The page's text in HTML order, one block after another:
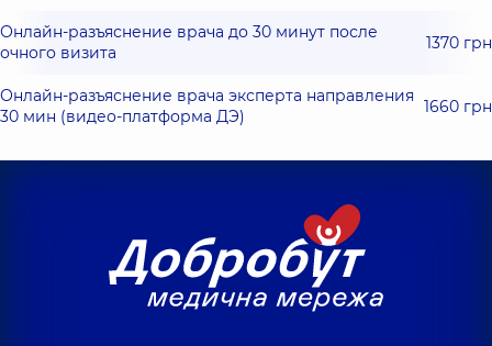
Онлайн-разъяснение врача до 30 минут после
очного визита
1370 грн
Онлайн-разъяснение врача эксперта направления
30 мин (видео-платформа ДЭ)
1660 грн